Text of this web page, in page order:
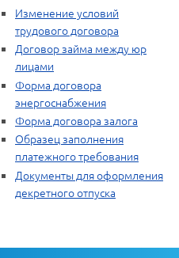
Изменение условий
трудового договора
Договор займа между юр
лицами
Форма договора
энергоснабжения
Форма договора залога
Образец заполнения
платежного требования
Документы для оформления
декретного отпуска